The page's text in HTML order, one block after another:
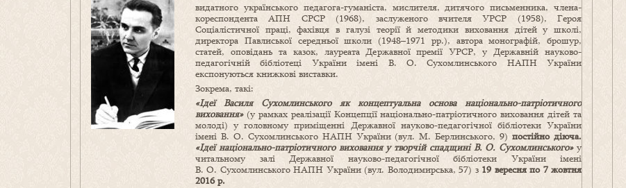
видатного українського педагога-гуманіста, мислителя, дитячого письменника, члена-
кореспондента АПН СРСР (1968), заслуженого вчителя УРСР (1958), Героя
Соціалістичної праці, фахівця в галузі теорії й методики виховання дітей у школі,
директора Павлиської середньої школи (1948–1971 рр.), автора монографій, брошур,
статей, оповідань та казок, лауреата Державної премії УРСР, у Державній науково-
педагогічній бібліотеці України імені В. О. Сухомлинського НАПН України
експонуються книжкові виставки.
Зокрема, такі:
«Ідеї Василя Сухомлинського як концептуальна основа національно-патріотичного
виховання» (у рамках реалізації Концепції національно-патріотичного виховання дітей та
молоді) у головному приміщенні Державної науково-педагогічної бібліотеки України
імені В. О. Сухомлинського НАПН України (вул. М. Берлинського, 9)постійно діюча.
«Ідеї національно-патріотичного виховання у творчій спадщині В. О. Сухомлинського» у
читальному залі Державної науково-педагогічної бібліотеки України імені
В. О. Сухомлинського НАПН України (вул. Володимирська, 57) з 19 вересня по 7 жовтня
2016 р.